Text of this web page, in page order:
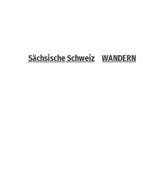
Sächsische Schweiz WANDERN